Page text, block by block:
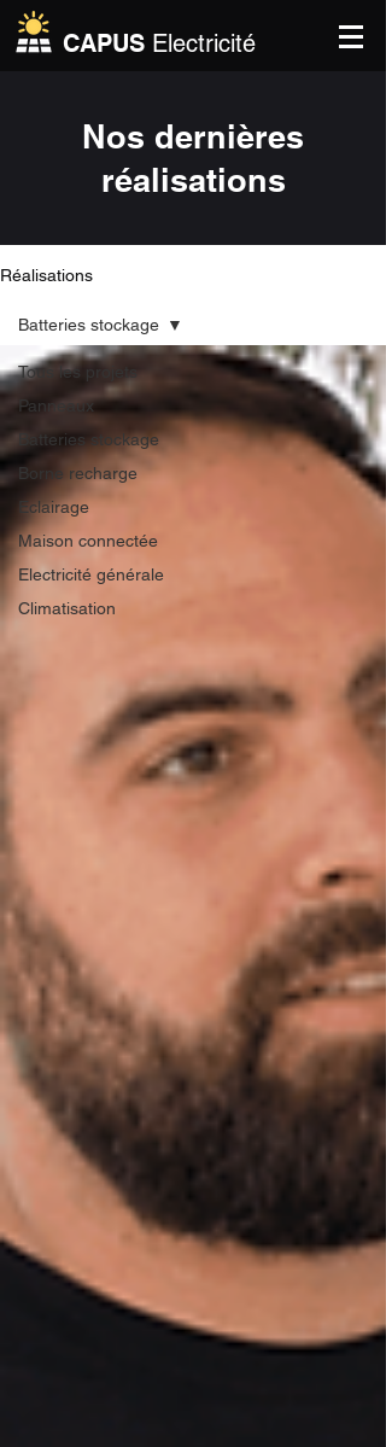
CAPUS Electricité
Nos dernières
réalisations
Réalisations
Tous les projets
Panneaux
Batteries stockage
Borne recharge
Eclairage
Maison connectée
Electricité générale
Climatisation
Batteries stockage